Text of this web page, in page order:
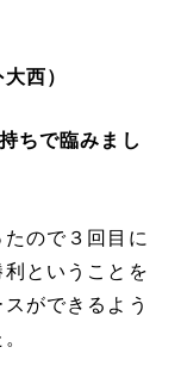
西）
ちで臨みまし
ので３回目に
ということを
ができるよう